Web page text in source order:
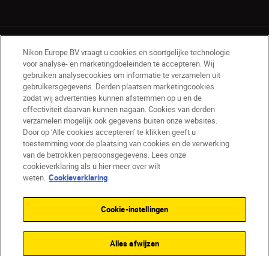
BE(nl) Nikon Sites
Contact opnemen
Privacyverklaring
Gebruiksvoorwaarden
Nikon Store - Algemene voorwaarden
Cookieverklaring
Toegankelijkheid
Cookie-instellingen
© 2026 Nikon
SKIP
Nikon Europe BV vraagt u cookies en soortgelijke technologie
voor analyse- en marketingdoeleinden te accepteren. Wij
gebruiken analysecookies om informatie te verzamelen uit
gebruikersgegevens. Derden plaatsen marketingcookies
zodat wij advertenties kunnen afstemmen op u en de
effectiviteit daarvan kunnen nagaan. Cookies van derden
verzamelen mogelijk ook gegevens buiten onze websites.
Door op ‘Alle cookies accepteren’ te klikken geeft u
toestemming voor de plaatsing van cookies en de verwerking
van de betrokken persoonsgegevens. Lees onze
cookieverklaring als u hier meer over wilt
weten. Cookieverklaring
Cookie-instellingen
Alles afwijzen